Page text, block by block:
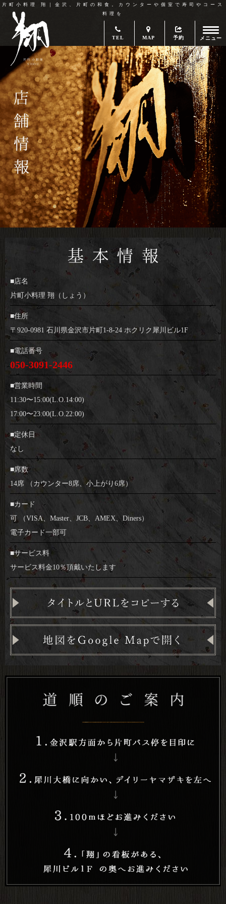
片町小料理 翔｜金沢、片町の和食。カウンターや個室で寿司やコース
料理を
TEL MAP 予約 メニュー
■店名
片町小料理 翔（しょう）
■住所
〒920-0981 石川県金沢市片町1-8-24 ホクリク犀川ビル1F
■電話番号
050-3091-2446
■営業時間
11:30〜15:00(L.O.14:00)
17:00〜23:00(L.O.22:00)
■定休日
なし
■席数
14席 （カウンター8席、小上がり6席）
■カード
可 （VISA、Master、JCB、AMEX、Diners）
電子カード一部可
■サービス料
サービス料金10％頂戴いたします